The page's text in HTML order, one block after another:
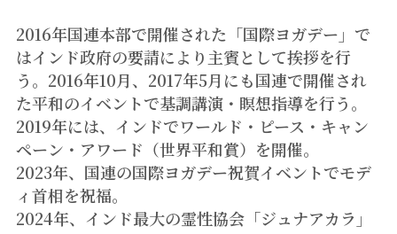
2016年国連本部で開催された「国際ヨガデー」で
はインド政府の要請により主賓として挨拶を行
う。2016年10月、2017年5月にも国連で開催され
た平和のイベントで基調講演・瞑想指導を行う。
2019年には、インドでワールド・ピース・キャン
ペーン・アワード（世界平和賞）を開催。
2023年、国連の国際ヨガデー祝賀イベントでモデ
ィ首相を祝福。
2024年、インド最大の霊性協会「ジュナアカラ」